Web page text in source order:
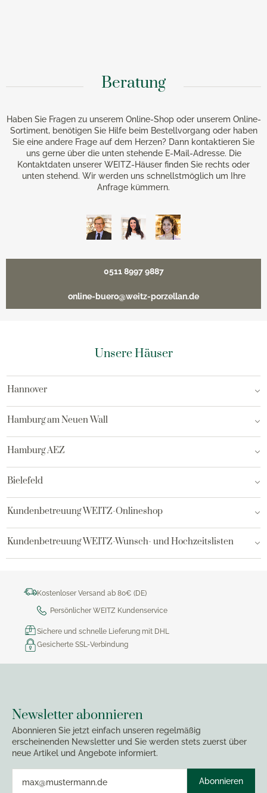
Beratung
Haben Sie Fragen zu unserem Online-Shop oder unserem Online-
Sortiment, benötigen Sie Hilfe beim Bestellvorgang oder haben
Sie eine andere Frage auf dem Herzen? Dann kontaktieren Sie
uns gerne über die unten stehende E-Mail-Adresse. Die
Kontaktdaten unserer WEITZ-Häuser finden Sie rechts oder
unten stehend. Wir werden uns schnellstmöglich um Ihre
Anfrage kümmern.
0511 8997 9887
online-buero@weitz-porzellan.de
Unsere Häuser
Hannover
Hamburg am Neuen Wall
Hamburg AEZ
Bielefeld
Kundenbetreuung WEITZ-Onlineshop
Kundenbetreuung WEITZ-Wunsch- und Hochzeitslisten
Kostenloser Versand ab 80€ (DE)
Persönlicher WEITZ Kundenservice
Sichere und schnelle Lieferung mit DHL
Gesicherte SSL-Verbindung
Newsletter abonnieren
Abonnieren Sie jetzt einfach unseren regelmäßig
erscheinenden Newsletter und Sie werden stets zuerst über
neue Artikel und Angebote informiert.
Abonnieren